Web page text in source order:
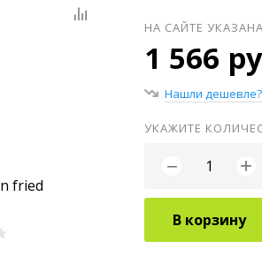
fried
НА САЙТЕ
1 566
Нашли дешевле?
УКАЖИТЕ
− +
В корзину